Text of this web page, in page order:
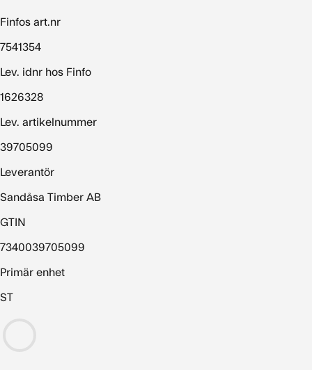
Finfos art.nr
7541354
Lev. idnr hos Finfo
1626328
Lev. artikelnummer
39705099
Leverantör
Sandåsa Timber AB
GTIN
7340039705099
Primär enhet
ST